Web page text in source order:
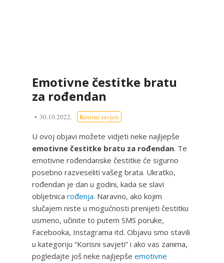
Emotivne čestitke bratu
za rođendan
30.10.2022. Korisni savjeti
U ovoj objavi možete vidjeti neke najljepše
emotivne čestitke bratu za rođendan. Te
emotivne rođendanske čestitke će sigurno
posebno razveseliti vašeg brata. Ukratko,
rođendan je dan u godini, kada se slavi
obljetnica rođenja. Naravno, ako kojim
slučajem niste u mogućnosti prenijeti čestitku
usmeno, učinite to putem SMS poruke,
Facebooka, Instagrama itd. Objavu smo stavili
u kategoriju “Korisni savjeti” i ako vas zanima,
pogledajte još neke najljepše emotivne